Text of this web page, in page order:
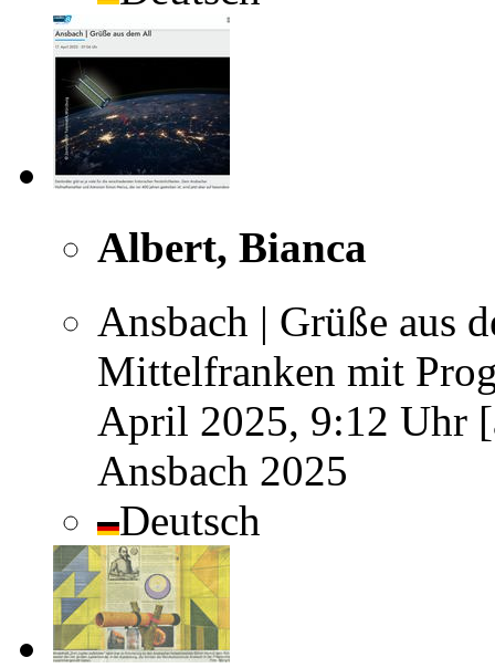
Albert, Bianca
Ansbach | Grüße aus
Mittelfranken mit
April 2025, 9:12 Uhr
Ansbach 2025
Deutsch